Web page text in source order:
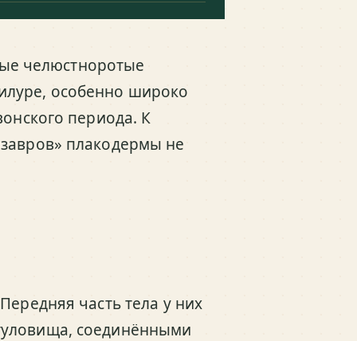
челюстноротые
особенно широко
периода. К
плакодермы не
часть тела у них
соединёнными